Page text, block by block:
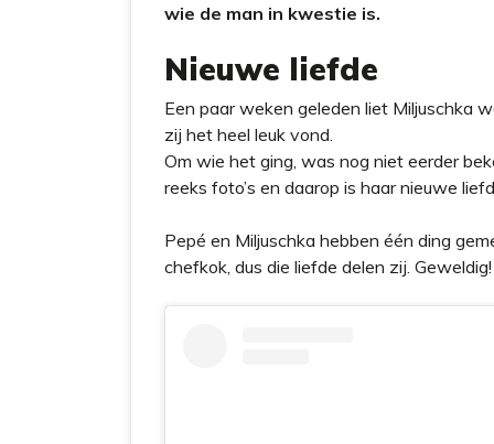
wie de man in kwestie is.
Nieuwe liefde
Een paar weken geleden liet Miljuschka
zij het heel leuk vond.
Om wie het ging, was nog niet eerder
reeks foto’s en daarop is haar nieuwe
Pepé en Miljuschka hebben één ding
chefkok, dus die liefde delen zij. Geweldig!